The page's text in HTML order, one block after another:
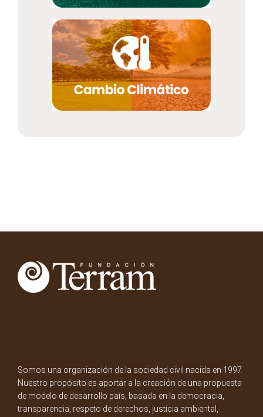
Somos una organización de la sociedad civil nacida en 1997.
Nuestro propósito es aportar a la creación de una propuesta
de modelo de desarrollo país, basada en la democracia,
transparencia, respeto de derechos, justicia ambiental,